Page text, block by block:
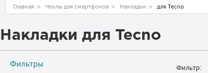
Главная > Чехлы для смартфонов > Накладки > для Tecno
Накладки для Tecno
Фильтры Фильтр: